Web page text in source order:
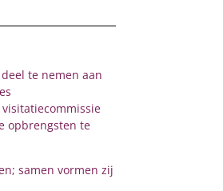
te nemen aan
opbrengsten te
samen vormen zij